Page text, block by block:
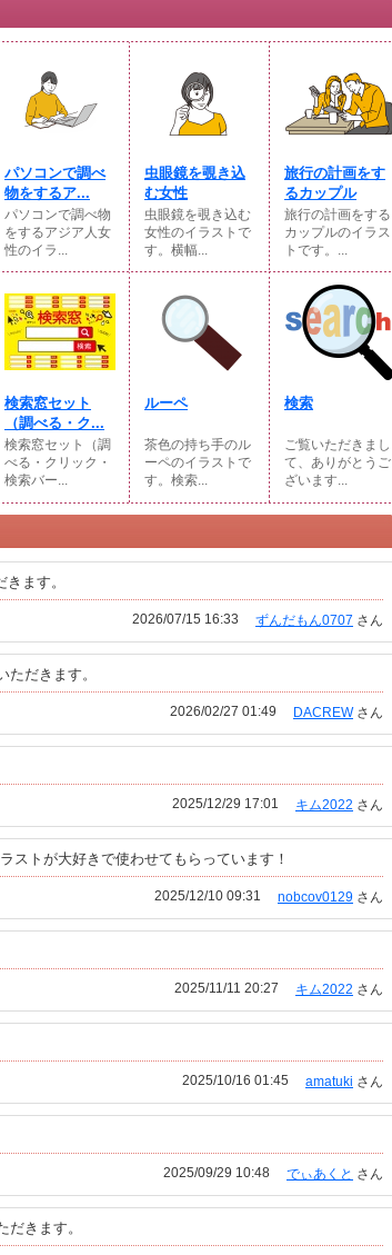
パソコンで調べ
物をするア...
パソコンで調べ物
をするアジア人女
性のイラ...
虫眼鏡を覗き込
む女性
虫眼鏡を覗き込む
女性のイラストで
す。横幅...
旅行の計画をす
るカップル
旅行の計画をする
カップルのイラス
トです。...
検索窓セット
（調べる・ク...
検索窓セット（調
べる・クリック・
検索バー...
ルーペ
茶色の持ち手のル
ーペのイラストで
す。検索...
検索
ご覧いただきまし
て、ありがとうご
ざいます...
ます。
ずんだもん0707 さん
2026/07/15 16:33
だきます。
DACREWさん
2026/02/27 01:49
キム2022 さん
2025/12/29 17:01
ストが大好きで使わせてもらっています！
nobcov0129 さん
2025/12/10 09:31
キム2022 さん
2025/11/11 20:27
amatuki さん
2025/10/16 01:45
でぃあくと さん
2025/09/29 10:48
きます。